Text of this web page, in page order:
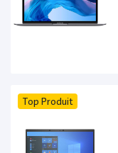
Top Produit